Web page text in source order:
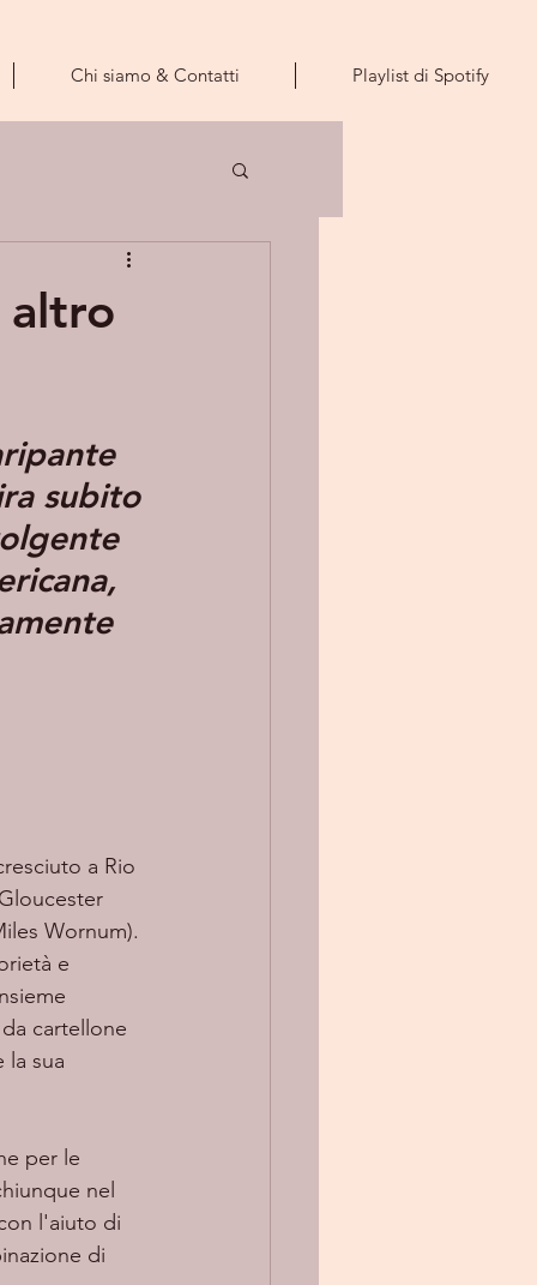
Chi siamo & Contatti Playlist di Spotify
altro
subito
a Rio
Wornum).
e
cartellone
la sua
nel
l'aiuto di
di